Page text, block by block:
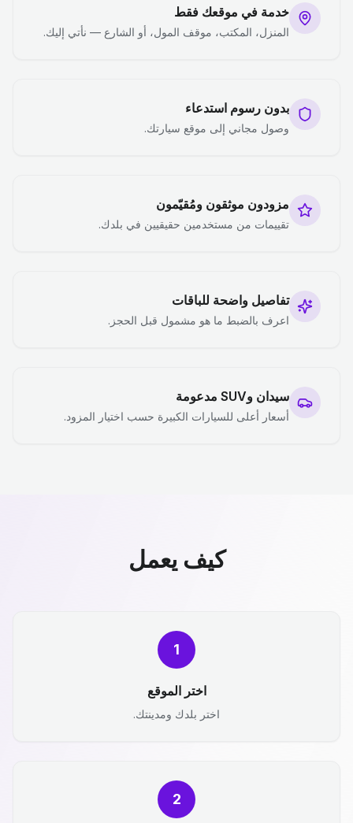
خدمة في موقعك فقط
المنزل، المكتب، موقف المول، أو الشارع — نأتي إليك.
بدون رسوم استدعاء
وصول مجاني إلى موقع سيارتك.
مزودون موثقون ومُقيّمون
تقييمات من مستخدمين حقيقيين في بلدك.
تفاصيل واضحة للباقات
اعرف بالضبط ما هو مشمول قبل الحجز.
سيدان وSUV مدعومة
أسعار أعلى للسيارات الكبيرة حسب اختيار المزود.
كيف يعمل
1
اختر الموقع
اختر بلدك ومدينتك.
2